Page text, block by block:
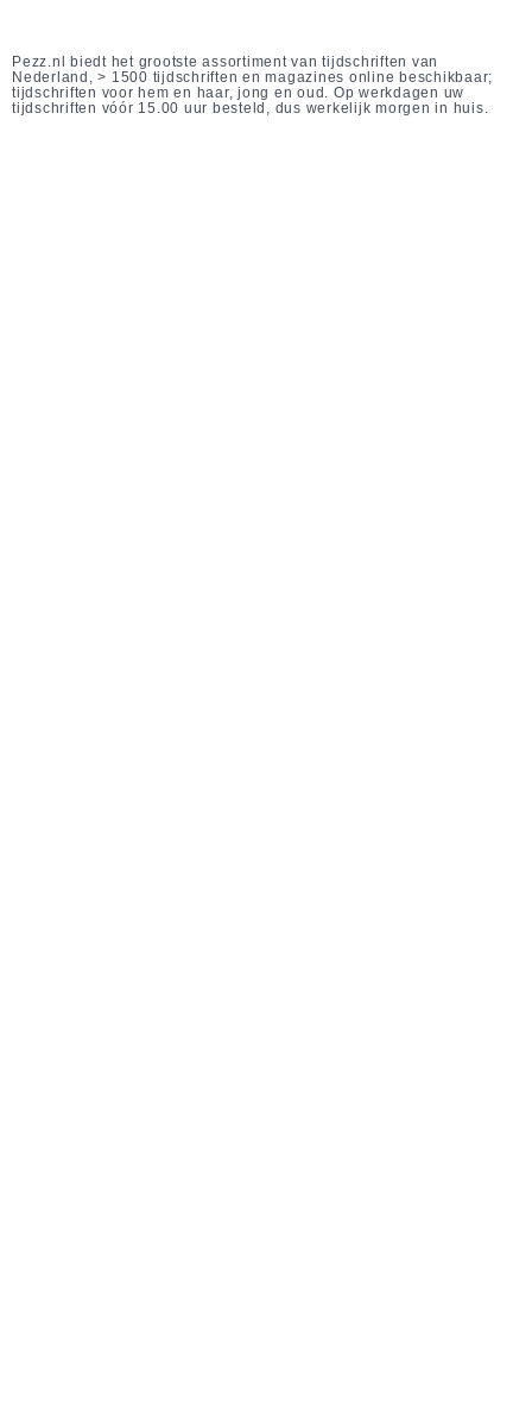
Pezz.nl biedt het grootste assortiment van tijdschriften van
Nederland, > 1500 tijdschriften en magazines online beschikbaar;
tijdschriften voor hem en haar, jong en oud. Op werkdagen uw
tijdschriften vóór 15.00 uur besteld, dus werkelijk morgen in huis.